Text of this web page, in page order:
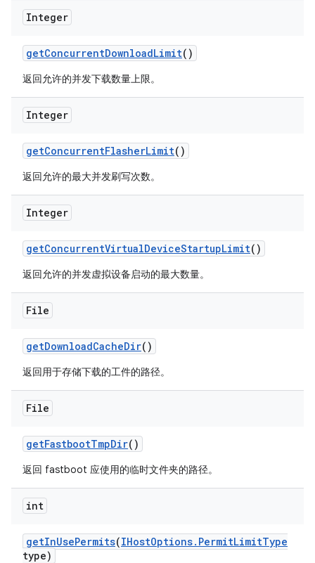
Integer
getConcurrentDownloadLimit()
返回允许的并发下载数量上限。
Integer
getConcurrentFlasherLimit()
返回允许的最大并发刷写次数。
Integer
getConcurrentVirtualDeviceStartupLimit()
返回允许的并发虚拟设备启动的最大数量。
File
getDownloadCacheDir()
返回用于存储下载的工件的路径。
File
getFastbootTmpDir()
返回 fastboot 应使用的临时文件夹的路径。
int
getInUsePermits(IHostOptions. PermitLimitType
type)